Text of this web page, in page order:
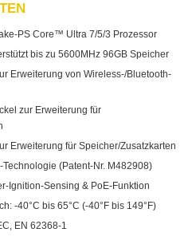
PS Core™ Ultra 7/5/3 Prozessor
bis zu 5600MHz 96GB Speicher
Erweiterung von Wireless-/Bluetooth-
zur Erweiterung für
Erweiterung für Speicher/Zusatzkarten
(Patent-Nr. M482908)
Ignition-Sensing & PoE-Funktion
-40°C bis 65°C (-40°F bis 149°F)
EN 62368-1